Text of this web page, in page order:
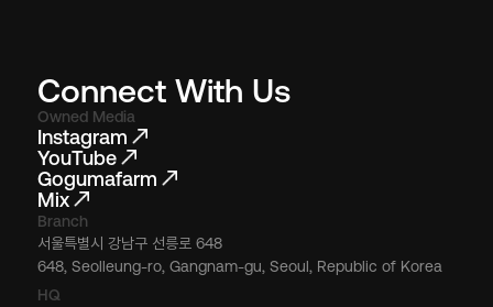
Connect With Us
Owned Media
Instagram
YouTube
Gogumafarm
Mix
HQ
Branch
서울특별시 강남구 선릉로 648
648, Seolleung-ro, Gangnam-gu, Seoul, Republic of Korea